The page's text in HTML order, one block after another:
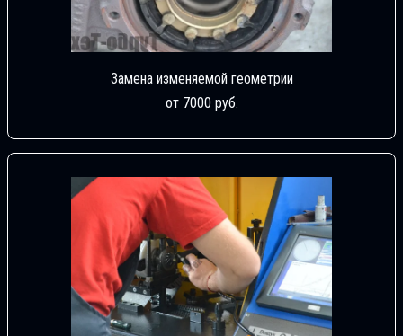
Замена изменяемой геометрии
от 7000 руб.